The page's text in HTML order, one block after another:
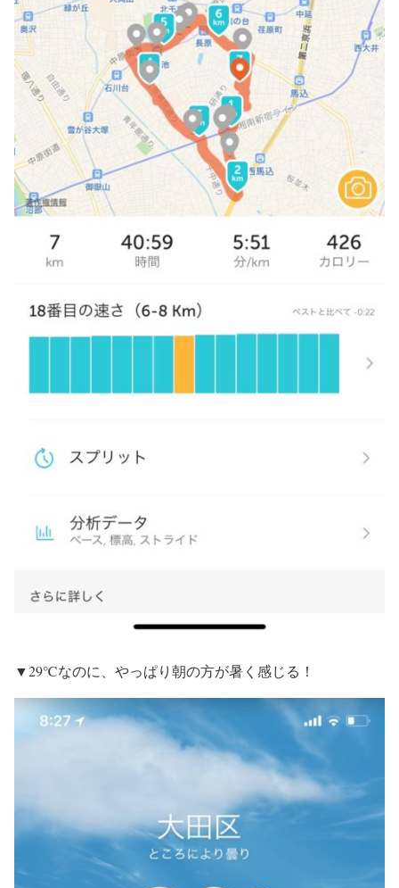
▼29℃なのに、やっぱり朝の方が暑く感じる！